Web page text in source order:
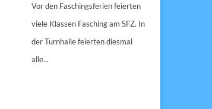
Vor den Faschingsferien feierten
viele Klassen Fasching am SFZ. In
der Turnhalle feierten diesmal
alle...